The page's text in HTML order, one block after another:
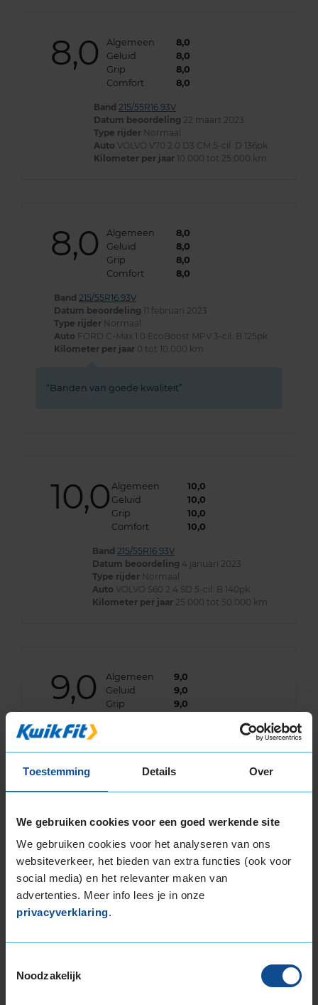
Toestemming Details Over
We gebruiken cookies voor een goed werkende site
We gebruiken cookies voor het analyseren van ons
websiteverkeer, het bieden van extra functies (ook voor
social media) en het relevanter maken van
advertenties. Meer info lees je in onze
privacyverklaring.
Noodzakelijk
8,0 Algemeen
8,0
Geluid
8,0
Grip
8,0
Comfort
8,0
Band 215/55R16 93V
Datum beoordeling 22 maart 2023
Type rijder Normaal
Auto VOLVO V70 2.0 D3 CM 5-cil. D 136pk
Kilometer per jaar 10.000 tot 25.000 km
8,0 Algemeen
8,0
Geluid
8,0
Grip
8,0
Comfort
8,0
Band 215/55R16 93V
Datum beoordeling 11 februari 2023
Type rijder Normaal
Auto FORD C-Max 1.0 EcoBoost MPV 3-cil. B 125pk
Kilometer per jaar 0 tot 10.000 km
Banden van goede kwaliteit
10,0 Algemeen
10,0
Geluid
10,0
Grip
10,0
Comfort
10,0
Band 215/55R16 93V
Datum beoordeling 4 januari 2023
Type rijder Normaal
Auto VOLVO S60 2.4 SD 5-cil. B 140pk
Kilometer per jaar 25.000 tot 50.000 km
9,0 Algemeen
9,0
Geluid
9,0
Grip
9,0
Band 215/55R16 93V
Datum beoordeling30 november 2022
Type rijder
CITROEN C4 Picasso 1.6 VTi MPV 4-cil. B
120pk
9,0 Algemeen
9,0
Geluid
8,0
Comfort
Band 215/55R16 93V
Type rijder
Auto
FORD Focus 1.0 EcoBoost HB 3-cil. B 101pk